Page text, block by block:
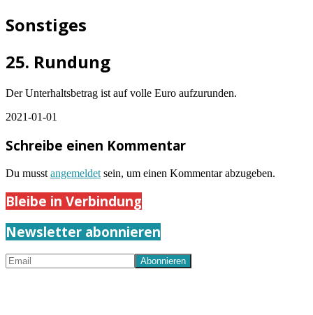
Sonstiges
25. Rundung
Der Unterhaltsbetrag ist auf volle Euro aufzurunden.
2021-01-01
Schreibe einen Kommentar
Du musst angemeldet sein, um einen Kommentar abzugeben.
Bleibe in Verbindung
Newsletter abonnieren